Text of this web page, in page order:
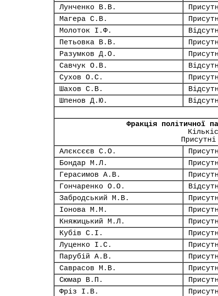
Лунченко В.В.
Магера С.В.
Молоток І.Ф.
Петьовка В.В.
Разумков Д.О.
Савчук О.В.
Сухов О.С.
Шахов С.В.
Шпенов Д.Ю.
Фракція політичної
Алєксєєв С.О.
Бондар М.Л.
Герасимов А.В.
Гончаренко О.О.
Забродський М.В.
Іонова М.М.
Княжицький М.Л.
Кубів С.І.
Луценко І.С.
Парубій А.В.
Саврасов М.В.
Сюмар В.П.
Фріз І.В.